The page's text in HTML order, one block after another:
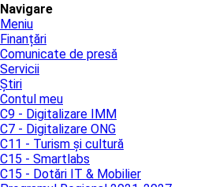
Navigare
Meniu
Finanțări
Comunicate de presă
Servicii
Știri
Contul meu
C9 - Digitalizare IMM
C7 - Digitalizare ONG
C11 - Turism și cultură
C15 - Smartlabs
C15 - Dotări IT & Mobilier